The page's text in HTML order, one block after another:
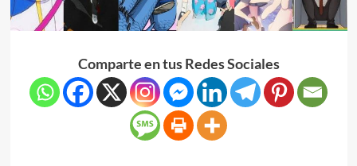
Comparte en tus Redes Sociales